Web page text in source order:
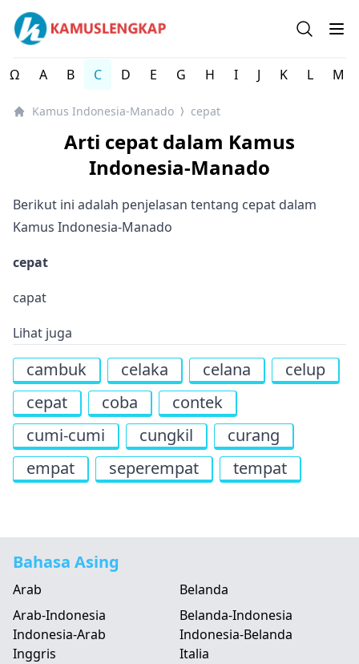
Kamus Lengkap Indonesia-Manado - Kamus Bahasa
Open
Ω A B C D E G H I J K L M
Kamus Indonesia-Manado ⟩ cepat
Arti cepat dalam Kamus
Indonesia-Manado
Berikut ini adalah penjelasan tentang cepat dalam
Kamus Indonesia-Manado
cepat
capat
Lihat juga
cambuk celaka celana
celup
cepat
coba
contek
cumi-cumi
cungkil
curang
empat
seperempat tempat
Bahasa Asing
Arab
Arab-Indonesia
Indonesia-Arab
Belanda
Belanda-Indonesia
Indonesia-Belanda
Inggris
Italia